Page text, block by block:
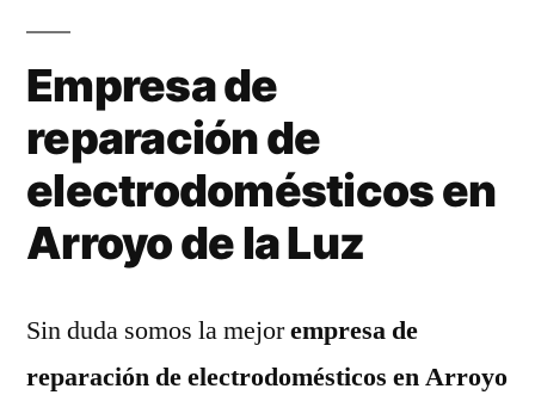
Empresa de
reparación de
electrodomésticos en
Arroyo de la Luz
Sin duda somos la mejorempresa de
reparación de electrodomésticos en Arroyo